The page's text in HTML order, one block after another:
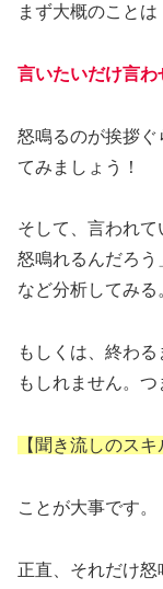
まず大概のことは
言いたいだけ言わ
怒鳴るのが挨拶
てみましょう！
そして、言われ
怒鳴れるんだろう
など分析してみる
もしくは、終わ
もしれません。つ
【聞き流しのス
ことが大事です。
正直、それだけ